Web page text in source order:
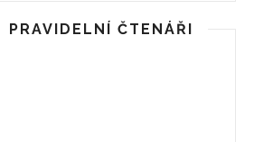
PRAVIDELNÍ ČTENÁŘI